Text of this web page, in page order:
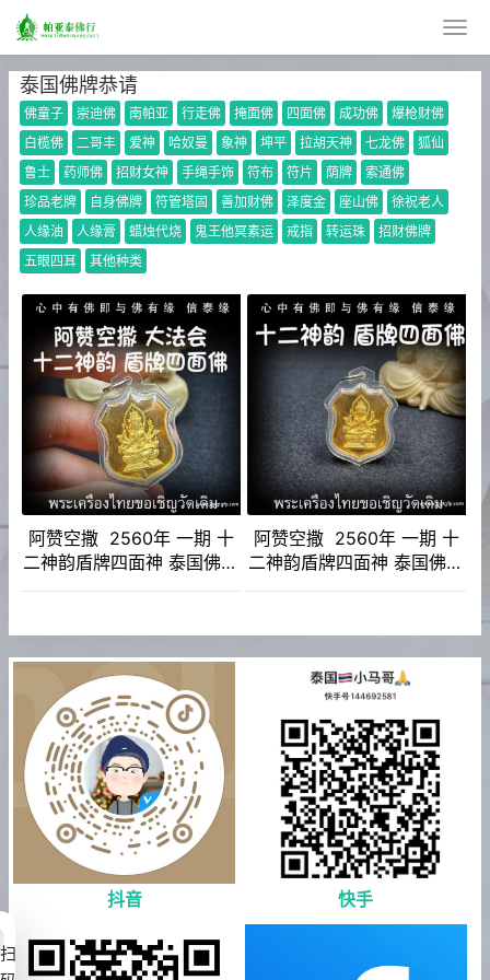
泰国佛牌恭请
佛童子 崇迪佛 南帕亚 行走佛 掩面佛 四面佛 成功佛
爆枪财佛
白榄佛
二哥丰 爱神 哈奴曼 象神 坤平 拉胡天神 七龙佛
狐仙
鲁士
药师佛 招财女神 手绳手饰 符布 符片 荫牌
索通佛
珍品老牌
自身佛牌 符管塔固 善加财佛 泽度金 座山佛
徐祝老人
人缘油
人缘膏 蜡烛代烧 鬼王他冥素运 戒指 转运珠
招财佛牌
五眼四耳
其他种类
阿赞空撒 2560年 一期 十
二神韵盾牌四面神 泰国佛牌
阿赞空撒 2560年 一期 十
二神韵盾牌四面神 泰国佛牌
抖音 快手
扫